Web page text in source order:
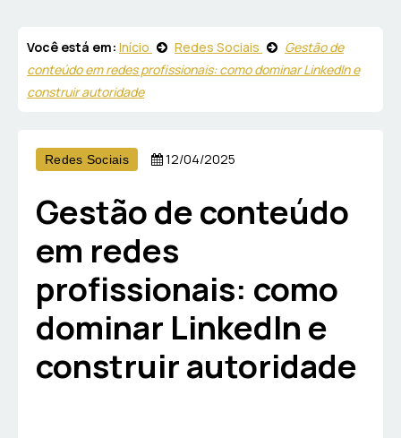
Você está em: Início Redes Sociais
Gestão de
conteúdo em redes profissionais: como dominar LinkedIn e
construir autoridade
Redes Sociais 12/04/2025
Gestão de conteúdo
em redes
profissionais: como
dominar LinkedIn e
construir autoridade